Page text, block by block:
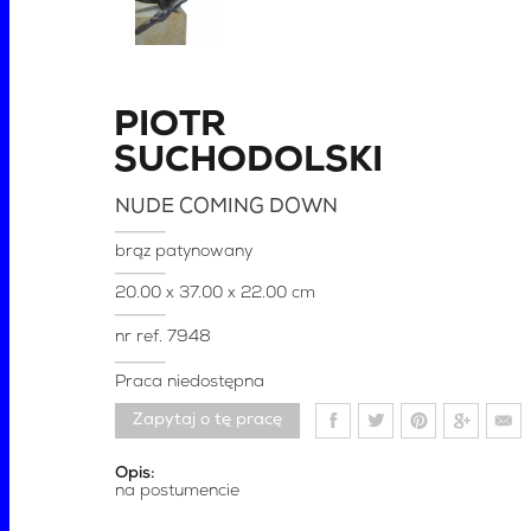
PIOTR
SUCHODOLSKI
NUDE COMING DOWN
brąz patynowany
20.00 x 37.00 x 22.00 cm
nr ref. 7948
Praca niedostępna
Zapytaj o tę pracę
Opis:
na postumencie